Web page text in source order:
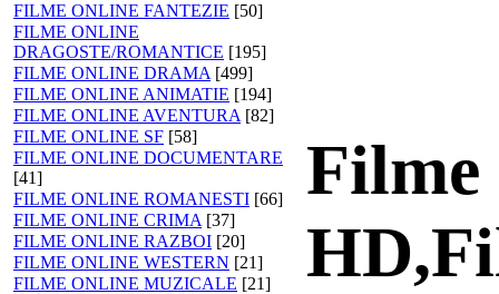
FILME ONLINE FANTEZIE [50]
FILME ONLINE
DRAGOSTE/ROMANTICE [195]
FILME ONLINE DRAMA [499]
FILME ONLINE ANIMATIE [194]
FILME ONLINE AVENTURA [82]
FILME ONLINE SF [58]
FILME ONLINE DOCUMENTARE
[41]
FILME ONLINE ROMANESTI [66]
FILME ONLINE CRIMA [37]
FILME ONLINE RAZBOI [20]
FILME ONLINE WESTERN [21]
FILME ONLINE MUZICALE [21]